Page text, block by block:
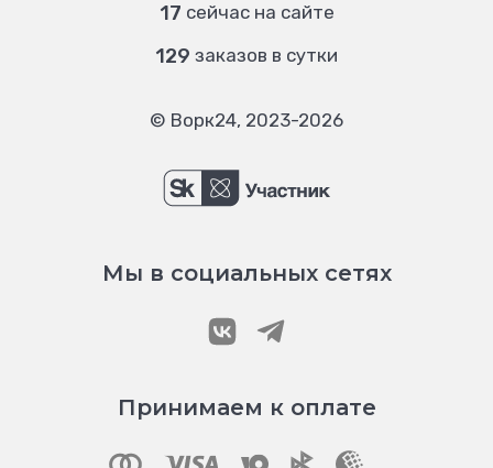
17 сейчас на сайте
129 заказов в сутки
© Ворк24, 2023-2026
Мы в социальных сетях
Принимаем к оплате